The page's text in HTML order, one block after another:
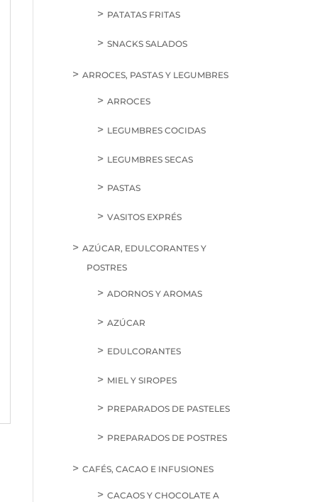
PATATAS FRITAS
SNACKS SALADOS
ARROCES, PASTAS Y LEGUMBRES
ARROCES
LEGUMBRES COCIDAS
LEGUMBRES SECAS
PASTAS
VASITOS EXPRÉS
AZÚCAR, EDULCORANTES Y
POSTRES
ADORNOS Y AROMAS
AZÚCAR
EDULCORANTES
MIEL Y SIROPES
PREPARADOS DE PASTELES
PREPARADOS DE POSTRES
CAFÉS, CACAO E INFUSIONES
CACAOS Y CHOCOLATE A